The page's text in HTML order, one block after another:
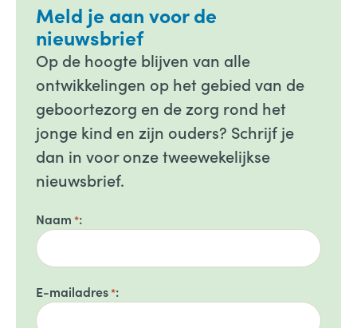
Meld je aan voor de
nieuwsbrief
Op de hoogte blijven van alle
ontwikkelingen op het gebied van de
geboortezorg en de zorg rond het
jonge kind en zijn ouders? Schrijf je
dan in voor onze tweewekelijkse
nieuwsbrief.
Naam *
E-mailadres*